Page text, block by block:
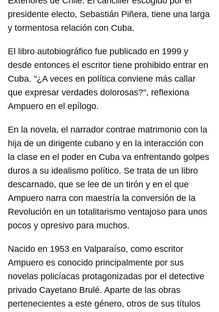
presidente electo, Sebastián Piñera, tiene una larga
y tormentosa relación con Cuba.
El libro autobiográfico fue publicado en 1999 y
desde entonces el escritor tiene prohibido entrar en
Cuba. "¿A veces en política conviene más callar
que expresar verdades dolorosas?", reflexiona
Ampuero en el epílogo.
En la novela, el narrador contrae matrimonio con la
hija de un dirigente cubano y en la interacción con
la clase en el poder en Cuba va enfrentando golpes
duros a su idealismo político. Se trata de un libro
descarnado, que se lee de un tirón y en el que
Ampuero narra con maestría la conversión de la
Revolución en un totalitarismo ventajoso para unos
pocos y opresivo para muchos.
Nacido en 1953 en Valparaíso, como escritor
Ampuero es conocido principalmente por sus
novelas policíacas protagonizadas por el detective
privado Cayetano Brulé. Aparte de las obras
pertenecientes a este género, otros de sus títulos